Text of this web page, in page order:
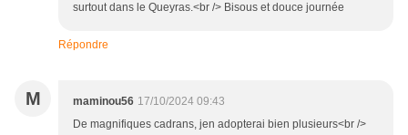
surtout dans le Queyras.<br /> Bisous et douce journée
Répondre
M maminou56 17/10/2024 09:43
De magnifiques cadrans, jen adopterai bien plusieurs<br />